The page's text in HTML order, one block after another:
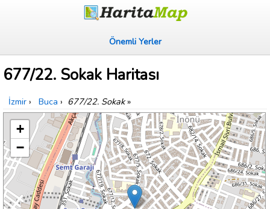
Önemli Yerler
677/22. Sokak Haritası
İzmir › Buca › 677/22. Sokak»
+
−